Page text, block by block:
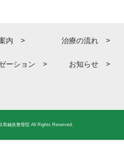
内 > 治療の流れ >
ーション > お知らせ >
島鍼灸整骨院 All Rights Reserved.